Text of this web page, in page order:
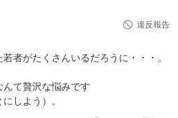
違反報告
者がたくさんいるだろうに・・・。
て贅沢な悩みです
しよう）。